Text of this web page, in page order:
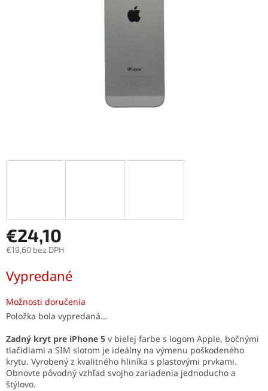
€24,10
€19,60 bez DPH
cena:
Vypredané
Možnosti doručenia
Položka bola vypredaná…
Zadný kryt pre iPhone 5 v bielej farbe s logom Apple, bočnými
tlačidlami a SIM slotom je ideálny na výmenu poškodeného
krytu. Vyrobený z kvalitného hliníka s plastovými prvkami.
Obnovte pôvodný vzhľad svojho zariadenia jednoducho a
štýlovo.